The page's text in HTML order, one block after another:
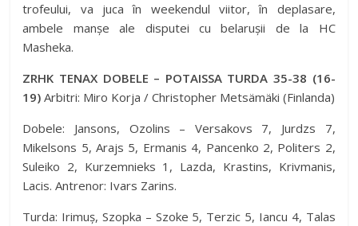
trofeului, va juca în weekendul viitor, în deplasare,
ambele manșe ale disputei cu belarușii de la HC
Masheka.
ZRHK TENAX DOBELE – POTAISSA TURDA 35-38 (16-
19) Arbitri: Miro Korja / Christopher Metsämäki (Finlanda)
Dobele: Jansons, Ozolins – Versakovs 7, Jurdzs 7,
Mikelsons 5, Arajs 5, Ermanis 4, Pancenko 2, Politers 2,
Suleiko 2, Kurzemnieks 1, Lazda, Krastins, Krivmanis,
Lacis. Antrenor: Ivars Zarins.
Turda: Irimuș, Szopka – Szoke 5, Terzic 5, Iancu 4, Talas